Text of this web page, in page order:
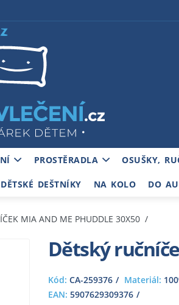
PROSTĚRADLA OSUŠKY,
DĚTSKÉ DEŠTNÍKY NA KOLO DO
MIA AND ME PHUDDLE 30X50
Dětský
Kód: CA-259376 Materiál:
EAN: 5907629309376